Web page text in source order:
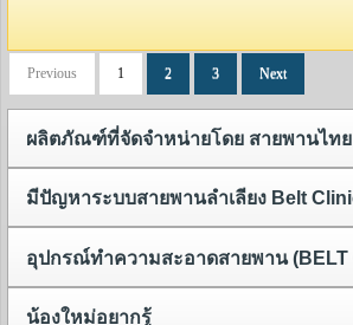
Previous 1 2 3 Next
ผลิตภัณฑ์ที่จัดจำหน่ายโดย สายพานไทย
น้องใหม่อยากรู้